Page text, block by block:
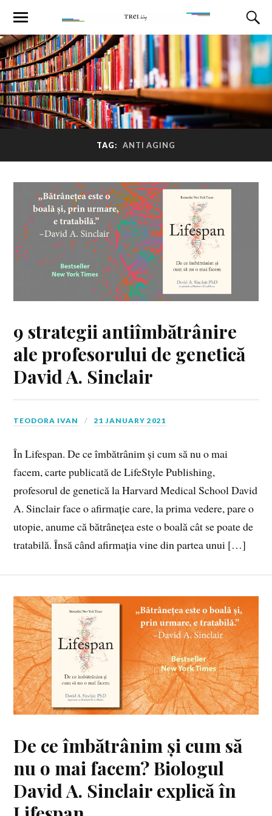
TAG: ANTI AGING
9 strategii antiîmbătrânire
ale profesorului de genetică
David A. Sinclair
TEODORA IVAN 21 JANUARY 2021
În Lifespan. De ce îmbătrânim și cum să nu o mai
facem, carte publicată de LifeStyle Publishing,
profesorul de genetică la Harvard Medical School David
A. Sinclair face o afirmație care, la prima vedere, pare o
utopie, anume că bătrânețea este o boală cât se poate de
tratabilă. Însă când afirmația vine din partea unui […]
De ce îmbătrânim și cum să
nu o mai facem? Biologul
David A. Sinclair explică în